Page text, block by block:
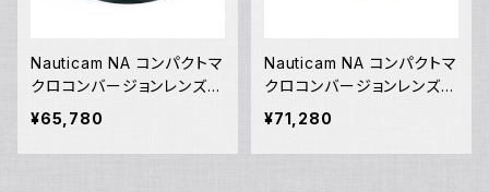
Nauticam NA コンパクトマ
クロコンバージョンレンズ C
MC-2 [20886]
¥65,780
Nauticam NA コンパクトマ
クロコンバージョンレンズ C
MC-1 [20733]
¥71,280